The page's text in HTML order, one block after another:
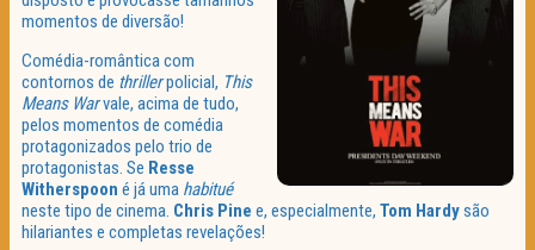
momentos de diversão!
Comédia-romântica com
contornos de thrillerpolicial, This
Means Warvale, acima de tudo,
pelos momentos de comédia
protagonizados pelo trio de
protagonistas. Se Resse
Witherspoon é já uma habitué
neste tipo de cinema. Chris Pine e, especialmente, Tom Hardysão
hilariantes e completas revelações!